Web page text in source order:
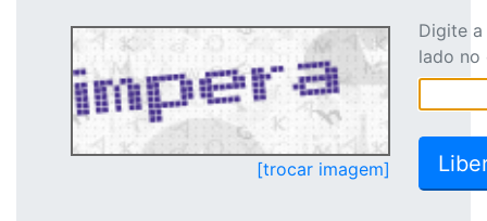
[trocar imagem]
Digite
lado no